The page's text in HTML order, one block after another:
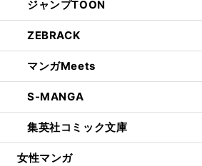
ジャンプTOON
ZEBRACK
マンガMeets
S-MANGA
集英社コミック文庫
女性マンガ